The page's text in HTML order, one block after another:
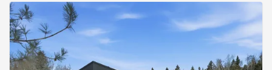
résidence principale, pied-à-terre ou
investissement, la location cou